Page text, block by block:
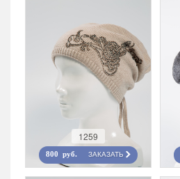
1259
800 руб. ЗАКАЗАТЬ